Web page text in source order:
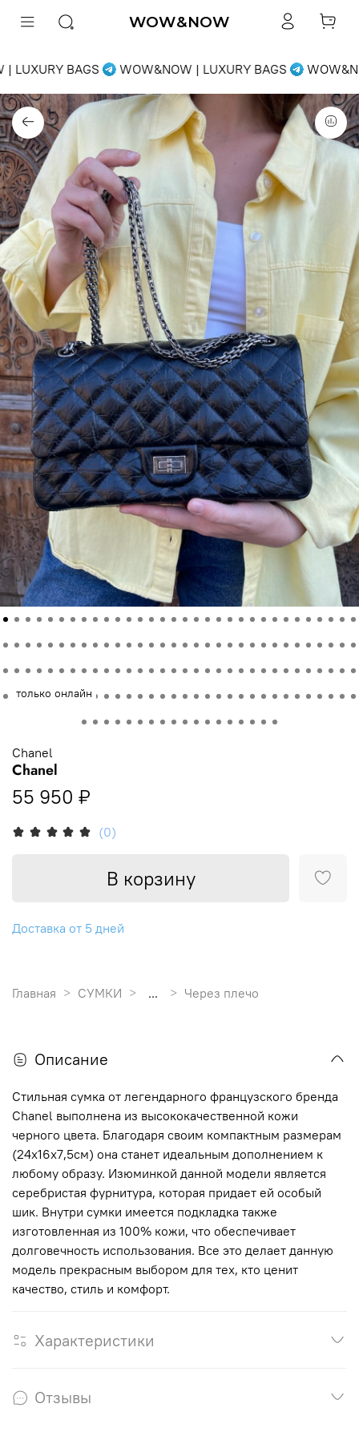
WOW&NOW
LUXURY BAGS WOW&NOW | LUXURY BAGS
только онлайн
(0)
Chanel
Chanel
55 950 ₽
В корзину
Доставка от 5 дней
Главная СУМКИ ... Через плечо
Описание
Стильная сумка от легендарного французского бренда
Chanel выполнена из высококачественной кожи
черного цвета. Благодаря своим компактным размерам
(24х16х7,5см) она станет идеальным дополнением к
любому образу. Изюминкой данной модели является
серебристая фурнитура, которая придает ей особый
шик. Внутри сумки имеется подкладка также
изготовленная из 100% кожи, что обеспечивает
долговечность использования. Все это делает данную
модель прекрасным выбором для тех, кто ценит
качество, стиль и комфорт.
Характеристики
Отзывы